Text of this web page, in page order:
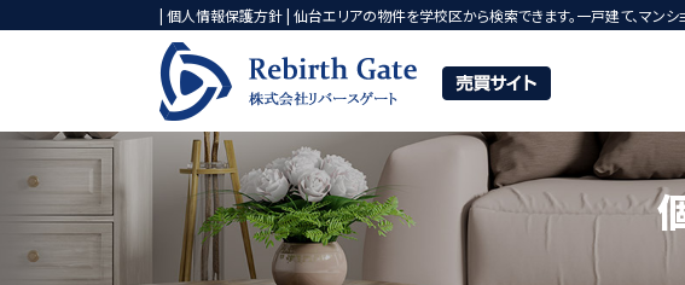
| 個人情報保護方針 | 仙台エリアの物件を学校区から検索できます。一戸建て、マンシ